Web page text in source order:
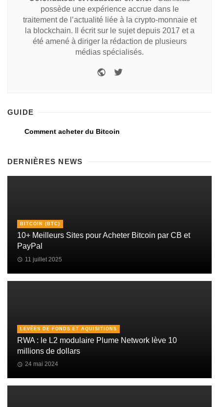
possède une expérience accrue dans le
traitement de l’actualité liée à la crypto-monnaie et
la blockchain. Il écrit sur le sujet depuis 2017 et a
été amené à diriger la rédaction de plusieurs
médias spécialisés.
GUIDE
Comment acheter du Bitcoin
DERNIÈRES NEWS
BITCOIN (BTC)
10+ Meilleurs Sites pour Acheter Bitcoin par CB et
PayPal
11 juillet 2025
LEVÉES DE FONDS ET AQUISITIONS
RWA : le L2 modulaire Plume Network lève 10
millions de dollars
24 mai 2024